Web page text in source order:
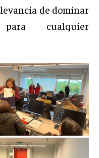
de dominar
cualquier